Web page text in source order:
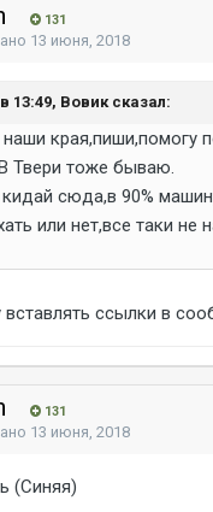
131
13 июня, 2018
13:49, Вовик сказал:
края,пиши,помогу
Твери тоже бываю.
сюда,в 90%
или нет,все таки
вставлять ссылки в
131
13 июня, 2018
(Синяя)